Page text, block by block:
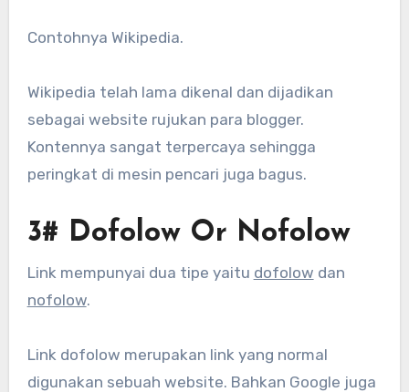
Contohnya Wikipedia.
Wikipedia telah lama dikenal dan dijadikan
sebagai website rujukan para blogger.
Kontennya sangat terpercaya sehingga
peringkat di mesin pencari juga bagus.
3# Dofolow Or Nofolow
Link mempunyai dua tipe yaitu dofolow dan
nofolow.
Link dofolow merupakan link yang normal
digunakan sebuah website. Bahkan Google juga